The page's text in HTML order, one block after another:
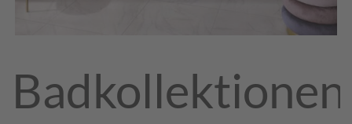
Badkollektionen